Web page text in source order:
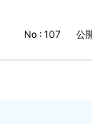
No : 107 公